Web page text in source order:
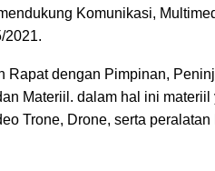
Komunikasi,
2021.
dengan Pimpinan,
Materiil. dalam hal ini
Trone, Drone, serta